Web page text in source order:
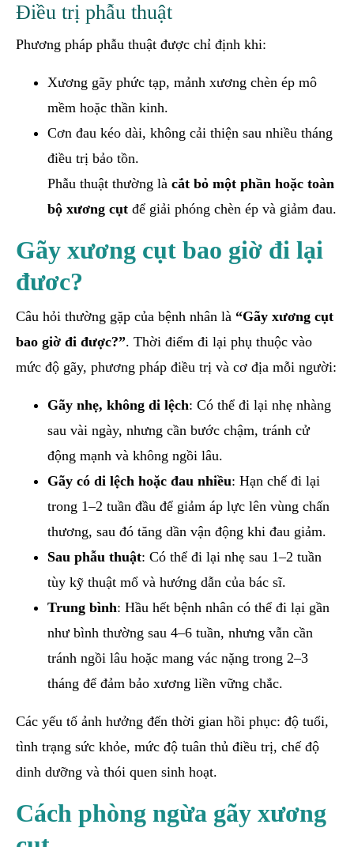
Điều trị phẫu thuật
Phương pháp phẫu thuật được chỉ định khi:
Xương gãy phức tạp, mảnh xương chèn ép mô
mềm hoặc thần kinh.
Cơn đau kéo dài, không cải thiện sau nhiều tháng
điều trị bảo tồn.
Phẫu thuật thường là cắt bỏ một phần hoặc toàn
bộ xương cụt để giải phóng chèn ép và giảm đau.
Gãy xương cụt bao giờ đi lại
đươc?
Câu hỏi thường gặp của bệnh nhân là “Gãy xương cụt
bao giờ đi được?”. Thời điểm đi lại phụ thuộc vào
mức độ gãy, phương pháp điều trị và cơ địa mỗi người:
Gãy nhẹ, không di lệch: Có thể đi lại nhẹ nhàng
sau vài ngày, nhưng cần bước chậm, tránh cử
động mạnh và không ngồi lâu.
Gãy có di lệch hoặc đau nhiều: Hạn chế đi lại
trong 1–2 tuần đầu để giảm áp lực lên vùng chấn
thương, sau đó tăng dần vận động khi đau giảm.
Sau phẫu thuật: Có thể đi lại nhẹ sau 1–2 tuần
tùy kỹ thuật mổ và hướng dẫn của bác sĩ.
Trung bình: Hầu hết bệnh nhân có thể đi lại gần
như bình thường sau 4–6 tuần, nhưng vẫn cần
tránh ngồi lâu hoặc mang vác nặng trong 2–3
tháng để đảm bảo xương liền vững chắc.
Các yếu tố ảnh hưởng đến thời gian hồi phục: độ tuổi,
tình trạng sức khỏe, mức độ tuân thủ điều trị, chế độ
dinh dưỡng và thói quen sinh hoạt.
Cách phòng ngừa gãy xương